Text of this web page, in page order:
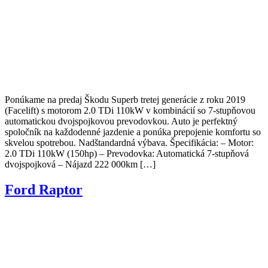
Ponúkame na predaj Škodu Superb tretej generácie z roku 2019
(Facelift) s motorom 2.0 TDi 110kW v kombinácií so 7-stupňovou
automatickou dvojspojkovou prevodovkou. Auto je perfektný
spoločník na každodenné jazdenie a ponúka prepojenie komfortu so
skvelou spotrebou. Nadštandardná výbava. Špecifikácia: – Motor:
2.0 TDi 110kW (150hp) – Prevodovka: Automatická 7-stupňová
dvojspojková – Nájazd 222 000km […]
Ford Raptor